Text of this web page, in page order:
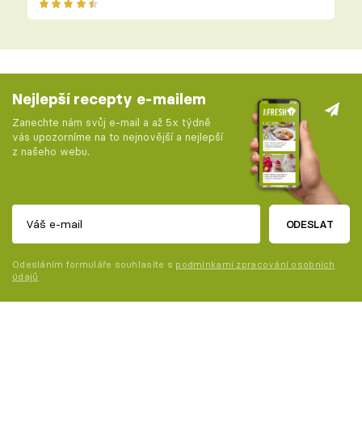
Nejlepší recepty e-mailem
Zanechte nám svůj e-mail a až 5x týdně
vás upozorníme na to nejnovější a nejlepší
z našeho webu.
ODESLAT
Odesláním formuláře souhlasíte s podmínkami zpracování osobních
údajů